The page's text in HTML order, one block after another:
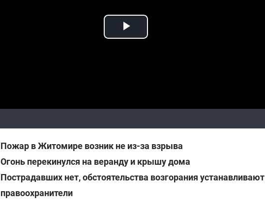
Пожар в Житомире возник не из-за взрыва
Огонь перекинулся на веранду и крышу дома
Пострадавших нет, обстоятельства возгорания устанавливают
правоохранители